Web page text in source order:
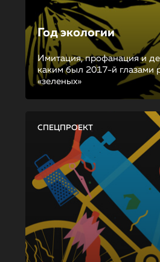
Год экологии
Имитация, профанация и
каким был 2017-й глазами
«зеленых»
СПЕЦПРОЕКТ